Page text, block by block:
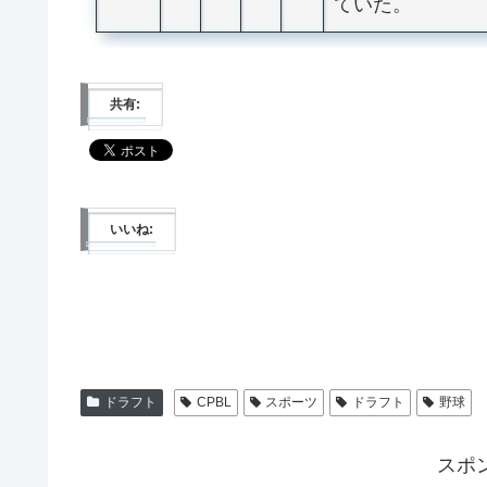
ていた。
共有:
いいね:
ドラフト CPBL スポーツ ドラフト 野球
スポ